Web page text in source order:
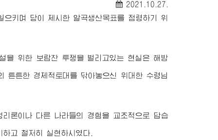
2021.10.27.
키며 당이 제시한 알곡생산목표를 점령하기 위
을 위한 보람찬 투쟁을 벌리고있는 현실은 해방
튼튼한 경제적토대를 닦아놓으신 위대한 수령님
론이나 다른 나라들의 경험을 교조적으로 답습
고 철저히 실현하시였다.